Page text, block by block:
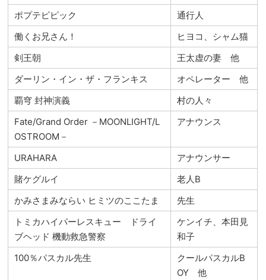
ポプテピピック
通行人
働くお兄さん！
ヒヨコ、シャム猫
剣王朝
王太虚の妻 他
ダーリン・イン・ザ・フランキス
オペレーター 他
覇穹 封神演義
村の人々
Fate/Grand Order －MOONLIGHT/L
OSTROOM－
アナウンス
URAHARA
アナウンサー
賭ケグルイ
老人B
かみさまみならい ヒミツのここたま
先生
トミカハイパーレスキュー ドライ
ブヘッド 機動救急警察
ケンイチ、本田見
和子
100％パスカル先生
クールパスカルB
OY 他